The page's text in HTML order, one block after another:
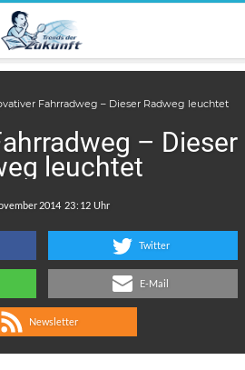
Fahrradweg – Dieser Radweg leuchtet
– Dieser
leuchtet
:
Twitter
E-Mail
Newsletter